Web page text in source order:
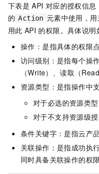
下表是 API 对应的授权信息
的 Action 元素中使用，
用此 API 的权限。具体说明
操作：是指具体的权限点
访问级别：是指每个操
（Write）、读取（
资源类型：是指操作中
对于必选的资源类
对于不支持资源级
条件关键字：是指云产
关联操作：是指成功执
同时具备关联操作的权